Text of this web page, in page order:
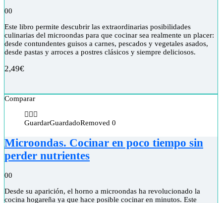
00
Este libro permite descubrir las extraordinarias posibilidades
culinarias del microondas para que cocinar sea realmente un placer:
desde contundentes guisos a carnes, pescados y vegetales asados,
desde pastas y arroces a postres clásicos y siempre deliciosos.
2,49€
Comparar
GuardarGuardadoRemoved 0
Microondas. Cocinar en poco tiempo sin
perder nutrientes
00
Desde su aparición, el horno a microondas ha revolucionado la
cocina hogareña ya que hace posible cocinar en minutos. Este